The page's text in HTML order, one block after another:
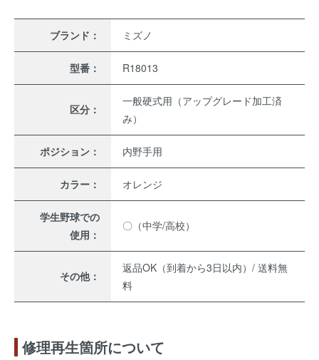
ブランド： ミズノ
型番： R18013
区分：
一般硬式用（アップグレード加工済
み）
ポジション： 内野手用
カラー： オレンジ
学生野球での
使用：
〇（中学/高校）
その他：
返品OK（到着から3日以内）/ 送料無
料
修理再生箇所について